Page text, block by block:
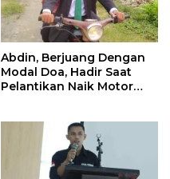
Abdin, Berjuang Dengan
Modal Doa, Hadir Saat
Pelantikan Naik Motor